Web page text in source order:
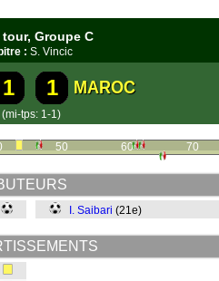
tour, Groupe C
: S. Vincic
1 1 MAROC
(mi-tps: 1-1)
50 60 70
I. Saibari (21e)